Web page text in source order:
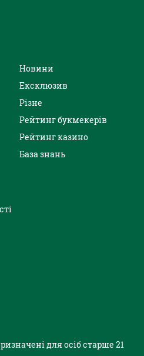
Новини
Ексклюзив
Різне
Рейтинг букмекерів
Рейтинг казино
База знань
для осіб старше 21